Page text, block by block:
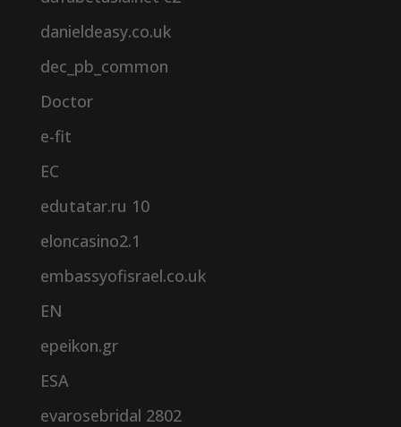
danieldeasy.co.uk
dec_pb_common
Doctor
e-fit
EC
edutatar.ru 10
eloncasino2.1
embassyofisrael.co.uk
EN
epeikon.gr
ESA
evarosebridal 2802